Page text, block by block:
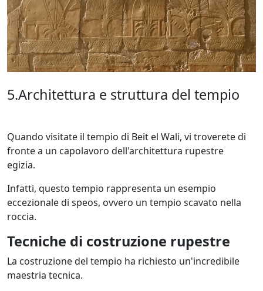
5.Architettura e struttura del tempio
Quando visitate il tempio di Beit el Wali, vi troverete di
fronte a un capolavoro dell'architettura rupestre
egizia.
Infatti, questo tempio rappresenta un esempio
eccezionale di speos, ovvero un tempio scavato nella
roccia.
Tecniche di costruzione rupestre
La costruzione del tempio ha richiesto un'incredibile
maestria tecnica.